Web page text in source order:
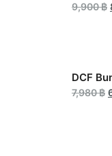
9,900฿
DCF
7,980฿